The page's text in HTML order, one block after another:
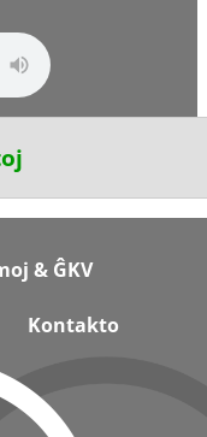
& ĜKV
Kontakto